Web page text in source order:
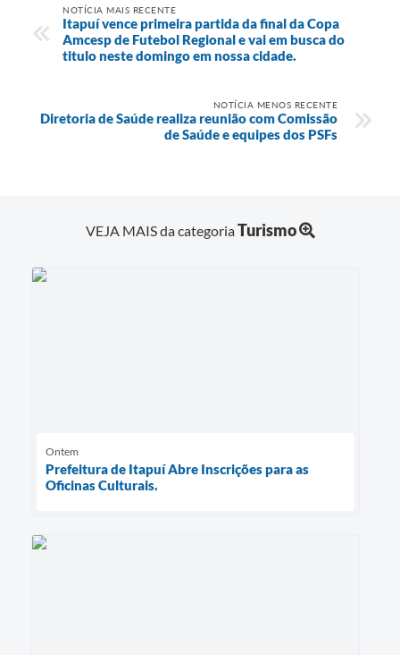
NOTÍCIA MAIS RECENTE
Itapuí vence primeira partida da final da Copa
Amcesp de Futebol Regional e vai em busca do
titulo neste domingo em nossa cidade.
NOTÍCIA MENOS RECENTE
Diretoria de Saúde realiza reunião com Comissão
de Saúde e equipes dos PSFs
VEJA MAIS da categoriaTurismo
Ontem
Prefeitura de Itapuí Abre Inscrições para as
Oficinas Culturais.